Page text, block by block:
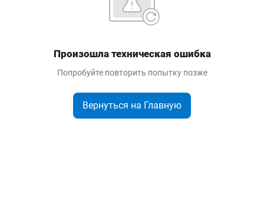
Произошла техническая ошибка
Попробуйте повторить попытку позже
Вернуться на Главную